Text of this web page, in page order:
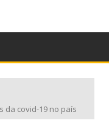
da covid-19 no país